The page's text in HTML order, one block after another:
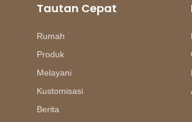
Tautan Cepat
Rumah
Produk
Melayani
Kustomisasi
Berita